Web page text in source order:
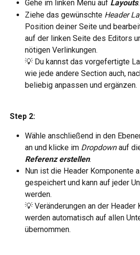
Gehe im linken Menü auf Layouts.
Ziehe das gewünschte Header
Position deiner Seite und
auf der linken Seite des Editors
nötigen Verlinkungen.
💡 Du kannst das vorgefertigte
wie jede andere Section auch,
beliebig anpassen und ergänzen.
Step 2:
Wähle anschließend in den
an und klicke im Dropdown auf
Referenz erstellen.
Nun ist die Header Komponente
gespeichert und kann auf jeder
werden.
💡 Veränderungen an der Header
werden automatisch auf allen
übernommen.